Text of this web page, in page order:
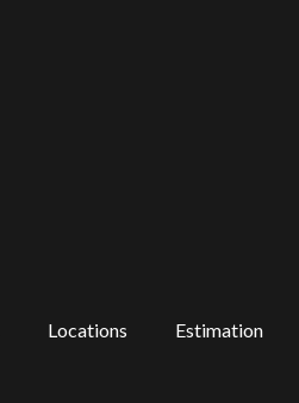
Locations Estimation